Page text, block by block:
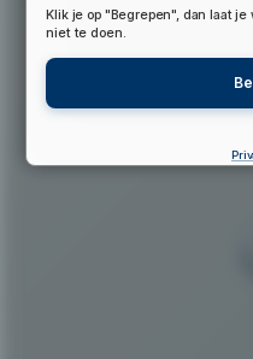
Klik je op "Begrepen", dan laat
niet te doen.